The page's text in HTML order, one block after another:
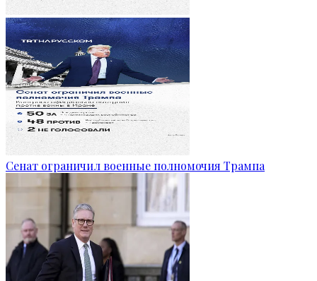
Сенат ограничил военные полномочия Трампа